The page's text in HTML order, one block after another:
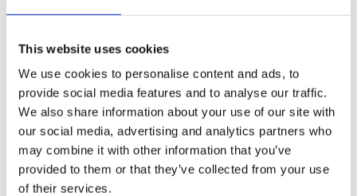
This website uses cookies
We use cookies to personalise content and ads, to
provide social media features and to analyse our traffic.
We also share information about your use of our site with
our social media, advertising and analytics partners who
may combine it with other information that you’ve
provided to them or that they’ve collected from your use
of their services.
Bewaar mijn naam, e-mailadres en website